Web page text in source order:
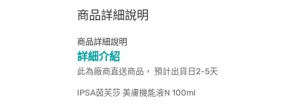
商品詳細說明
商品詳細說明
詳細介紹
此為廠商直送商品， 預計出貨日2-5天
IPSA茵芙莎 美膚機能液N 100ml